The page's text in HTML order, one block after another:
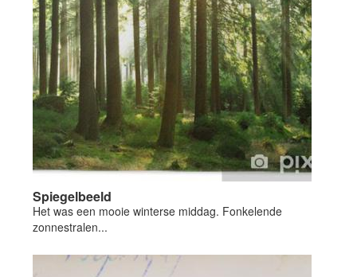
Spiegelbeeld
Het was een mooie winterse middag. Fonkelende
zonnestralen...